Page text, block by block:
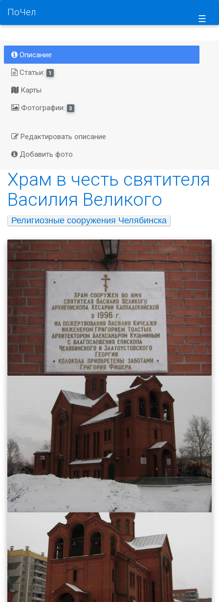
☰
ПоЧел
Описание
Статьи:
1
Карты
Фотографии:
3
Редактировать описание
Добавить фото
Храм в честь святителя
Василия Великого
Религиозные сооружения Челябинска